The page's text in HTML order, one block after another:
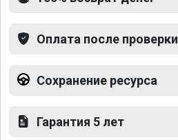
Оплата после проверки
Сохранение ресурса
Гарантия 5 лет